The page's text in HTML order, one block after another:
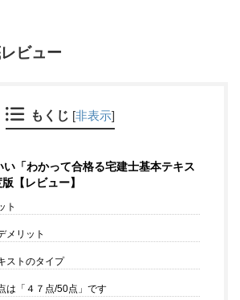
ビュー
もくじ [非表示]
い「わかって合格る宅建士基本テキス
【レビュー】
ト
メリット
ストのタイプ
は「４７点/50点」です